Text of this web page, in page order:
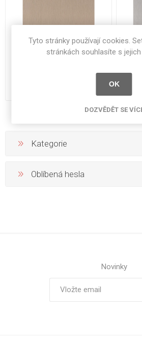
DEKODUR 3050 x 1220 x 0,8
Kategorie
Oblíbená hesla
Novinky
Tyto stránky používají cookies.
stránkách souhlasíte s jejich
OK
DOZVĚDĚT SE